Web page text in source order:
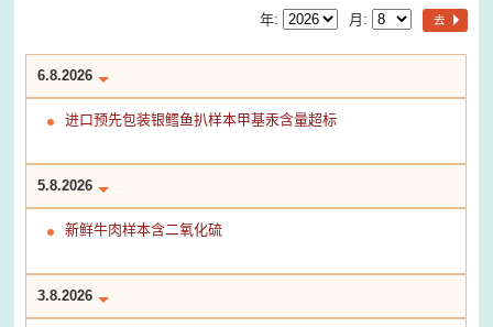
年: 月: 去
6.8.2026
进口预先包装银鳕鱼扒样本甲基汞含量超标
5.8.2026
新鲜牛肉样本含二氧化硫
3.8.2026